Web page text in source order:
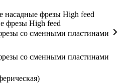
насадные фрезы High feed
фрезы High feed
со сменными пластинами
со сменными пластинами